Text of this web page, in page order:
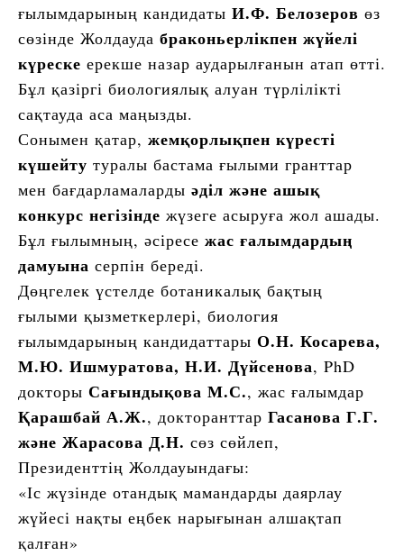
ғылымдарының кандидаты И.Ф. Белозеров өз
сөзінде Жолдауда браконьерлікпен жүйелі
күреске ерекше назар аударылғанын атап өтті.
Бұл қазіргі биологиялық алуан түрлілікті
сақтауда аса маңызды.
Сонымен қатар, жемқорлықпен күресті
күшейту туралы бастама ғылыми гранттар
мен бағдарламаларды әділ және ашық
конкурс негізінде жүзеге асыруға жол ашады.
Бұл ғылымның, әсіресе жас ғалымдардың
дамуына серпін береді.
Дөңгелек үстелде ботаникалық бақтың
ғылыми қызметкерлері, биология
ғылымдарының кандидаттары О.Н. Косарева,
М.Ю. Ишмуратова, Н.И. Дүйсенова, PhD
докторы Сағындықова М.С., жас ғалымдар
Қарашбай А.Ж., докторанттар Гасанова Г.Г.
және Жарасова Д.Н. сөз сөйлеп,
Президенттің Жолдауындағы:
«Іс жүзінде отандық мамандарды даярлау
жүйесі нақты еңбек нарығынан алшақтап
қалған»